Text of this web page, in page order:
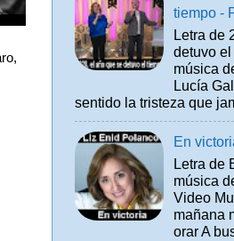
tiempo -
Letra de
detuvo
música
Lucía
sentido la tristeza que
En
Letra de
música
Video
mañana
orar A